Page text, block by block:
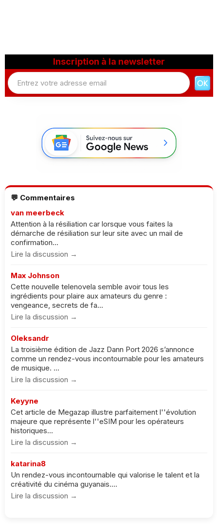
Inscription à la newsletter
💬 Commentaires
van meerbeck
Attention à la résiliation car lorsque vous faites la
démarche de résiliation sur leur site avec un mail de
confirmation...
Lire la discussion →
Max Johnson
Cette nouvelle telenovela semble avoir tous les
ingrédients pour plaire aux amateurs du genre :
vengeance, secrets de fa...
Lire la discussion →
Oleksandr
La troisième édition de Jazz Dann Port 2026 s’annonce
comme un rendez-vous incontournable pour les amateurs
de musique. ...
Lire la discussion →
Keyyne
Cet article de Megazap illustre parfaitement l''évolution
majeure que représente l''eSIM pour les opérateurs
historiques...
Lire la discussion →
katarina8
Un rendez-vous incontournable qui valorise le talent et la
créativité du cinéma guyanais....
Lire la discussion →